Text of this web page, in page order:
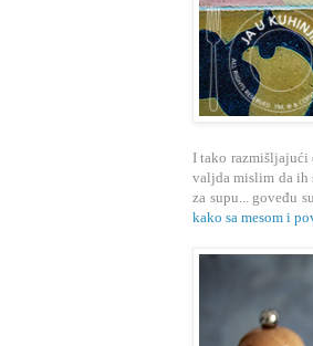
I tako razmišljajući
valjda mislim da ih
za supu... goveđu
kako sa mesom i